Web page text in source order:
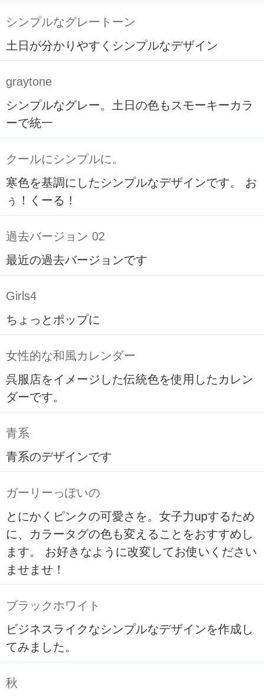
シンプルなグレートーン
土日が分かりやすくシンプルなデザイン
graytone
シンプルなグレー。土日の色もスモーキーカラ
ーで統一
クールにシンプルに。
寒色を基調にしたシンプルなデザインです。 お
ぅ！くーる！
過去バージョン 02
最近の過去バージョンです
Girls4
ちょっとポップに
女性的な和風カレンダー
呉服店をイメージした伝統色を使用したカレン
ダーです。
青系
青系のデザインです
ガーリーっぽいの
とにかくピンクの可愛さを。女子力upするため
に、カラータグの色も変えることをおすすめし
ます。 お好きなように改変してお使いください
ませませ！
ブラックホワイト
ビジネスライクなシンプルなデザインを作成し
てみました。
秋